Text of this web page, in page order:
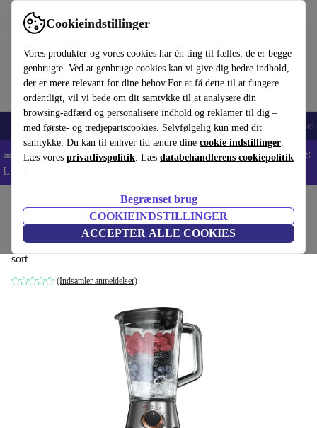
Cookieindstillinger
Vores produkter og vores cookies har én ting til fælles: de er begge
genbrugte. Ved at genbruge cookies kan vi give dig bedre indhold,
der er mere relevant for dine behov.For at få dette til at fungere
ordentligt, vil vi bede om dit samtykke til at analysere din
browsing-adfærd og personalisere indhold og reklamer til dig –
med første- og tredjepartscookies. Selvfølgelig kun med dit
samtykke. Du kan til enhver tid ændre dine cookie indstillinger.
Læs vores privatlivspolitik. Læs databehandlerens cookiepolitik
.
Begrænset brug
COOKIEINDSTILLINGER
ACCEPTER ALLE COOKIES
Brug refurbed hurtigt og nemt
Smartphones Bærbare Tablets Smartwatches Tilbehør
💻 Ekstra 5% rabat på alle MacBooks og bærbare computere - Kode:
LAPTOP5 -
Køkken Køkkenapparater
AEG SB5810 Standmixer
sort
(Indsamler anmeldelser)